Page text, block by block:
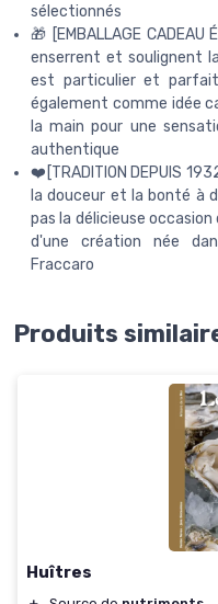
sélectionnés
🎁 [EMBALLAGE
enserrent et soulignent
est particulier et parfait
également comme idée
la main pour une
authentique
❤️[TRADITION DEPUIS
la douceur et la bonté à
pas la délicieuse
d'une création née
Fraccaro
Produits
Huîtres